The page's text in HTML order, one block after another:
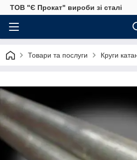
ТОВ "Є Прокат" вироби зі сталі
Товари та послуги Круги